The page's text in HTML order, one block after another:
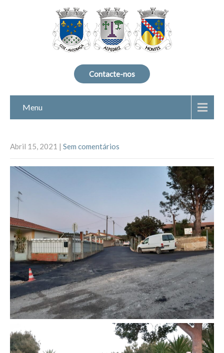
Contacte-nos
Menu
Abril 15, 2021 | Sem comentários